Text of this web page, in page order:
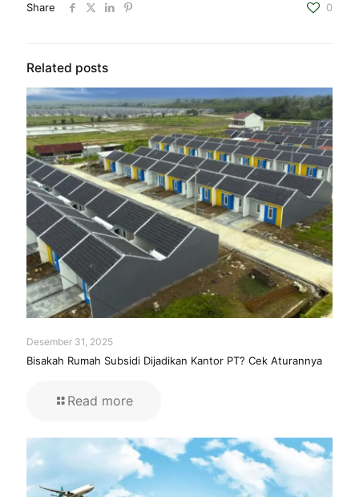
Share 0
Related posts
Desember 31, 2025
Bisakah Rumah Subsidi Dijadikan Kantor PT? Cek Aturannya
Read more